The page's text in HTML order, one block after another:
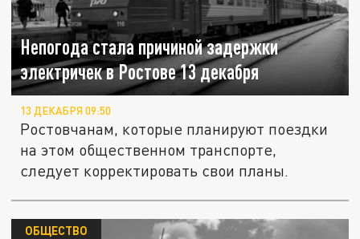
Непогода стала причиной задержки
электричек в Ростове 13 декабря
13 ДЕКАБРЯ 09:50
Ростовчанам, которые планируют поездки
на этом общественном транспорте,
следует корректировать свои планы.
ОБЩЕСТВО